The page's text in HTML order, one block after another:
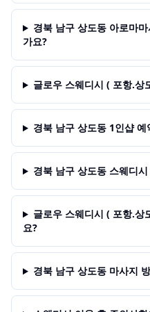
경북 남구 상도동 아로마
가요?
글로우 스웨디시 ( 포항.상
경북 남구 상도동 1인샵
경북 남구 상도동 스웨디
글로우 스웨디시 ( 포항.상
요?
경북 남구 상도동 마사지